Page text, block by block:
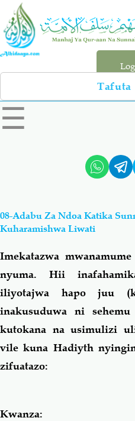
Skip
main
content
Search
left
sidebar
☰
Aqiydah
Shirki & Kufru
Salaf Wa Ummah
Fiqh-Ibaadah
Fataawa Za Ulamaa
08-Adabu Za Ndoa Katika
Kuharamishwa Liwati
Imekatazwa
nyuma. Hii
iliyotajwa hapo juu
inakusuduwa ni
kutokana na usimulizi
vile kuna Hadiyth
zifuatazo:
Kwanza: